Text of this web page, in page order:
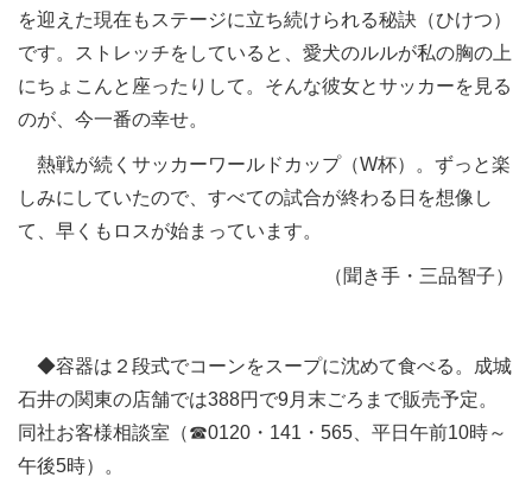
を迎えた現在もステージに立ち続けられる秘訣（ひけつ）
です。ストレッチをしていると、愛犬のルルが私の胸の上
にちょこんと座ったりして。そんな彼女とサッカーを見る
のが、今一番の幸せ。
熱戦が続くサッカーワールドカップ（W杯）。ずっと楽
しみにしていたので、すべての試合が終わる日を想像し
て、早くもロスが始まっています。
（聞き手・三品智子）
◆容器は２段式でコーンをスープに沈めて食べる。成城
石井の関東の店舗では388円で9月末ごろまで販売予定。
同社お客様相談室（☎0120・141・565、平日午前10時～
午後5時）。